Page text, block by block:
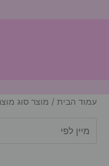
עמוד הבית / מוצר סוג